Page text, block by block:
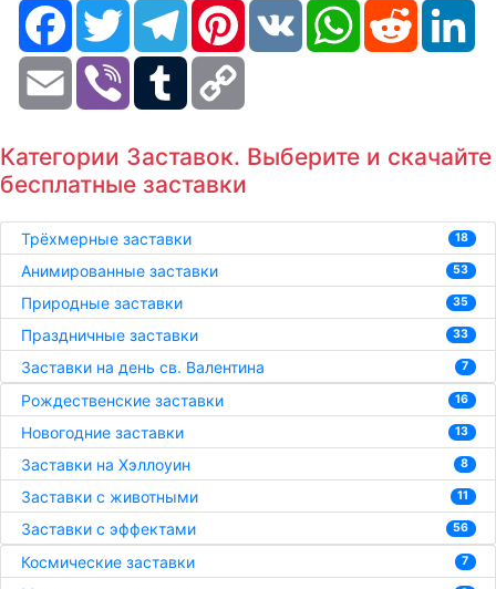
FacebookTwitter TelegramPinterestVK WhatsAppReddit
Email Viber Tumblr
Категории Заставок. Выберите и скачайте
бесплатные заставки
Трёхмерные заставки 18
Анимированные заставки 53
Природные заставки 35
Праздничные заставки 33
Заставки на день св. Валентина 7
Рождественские заставки 16
Новогодние заставки 13
Заставки на Хэллоуин 8
Заставки с животными 11
Заставки с эффектами 56
Космические заставки 7